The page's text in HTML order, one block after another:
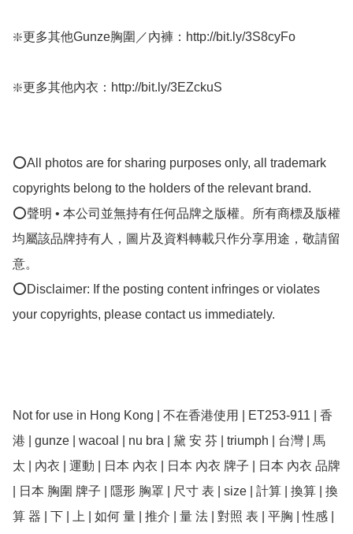
❇️更多其他Gunze胸圍／內褲：http://bit.ly/3S8cyFo
❇️更多其他內衣：http://bit.ly/3EZckuS
⭕All photos are for sharing purposes only, all trademark
copyrights belong to the holders of the relevant brand.
⭕聲明 • 本公司並無持有任何品牌之版權。所有商標及版權
均屬該品牌持有人，圖片及資料轉載只作分享用途，敬請留
意。
⭕Disclaimer: If the posting content infringes or violates
your copyrights, please contact us immediately.
Not for use in Hong Kong | 不在香港使用 | ET253-911 | 香
港 | ﻿gunze | wacoal | nu bra | 黛 安 芬 | triumph | 台灣 | 馬
太 | 內衣 | 運動 | 日本 內衣 | 日本 內衣 牌子 | 日本 內衣 品牌
| 日本 胸圍 牌子 | 隱形 胸罩 | 尺寸 表 | size | 計算 | 換算 | 換
算 器 | 下 | 上 | 如何 量 | 推介 | 量 法 | 對照 表 | 平胸 | 性感 |